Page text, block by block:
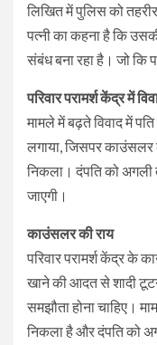
लिखित में पुलिस को
पत्नी का कहना है कि
संबंध बना रहा है। जो कि
परिवार परामर्श केंद्र में
मामले में बढ़ते विवाद में
लगाया, जिसपर काउंसलर
निकला। दंपति को अगली
जाएगी।
काउंसलर की राय
परिवार परामर्श केंद्र के
खाने की आदत से शादी
समझौता होना चाहिए।
निकला है और दंपति को